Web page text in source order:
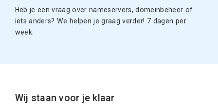
Heb je een vraag over nameservers, domeinbeheer of
iets anders? We helpen je graag verder! 7 dagen per
week.
Wij staan voor je klaar